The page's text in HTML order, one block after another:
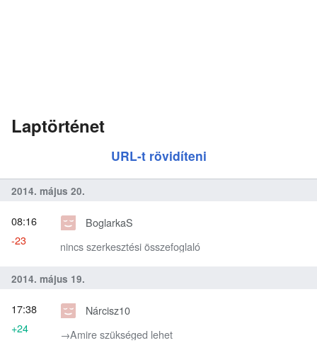
Laptörténet
URL-t rövidíteni
2014. május 20.
BoglarkaS
nincs szerkesztési összefoglaló
08:16
-23
2014. május 19.
Nárcisz10
→‎Amire szükséged lehet
17:38
+24